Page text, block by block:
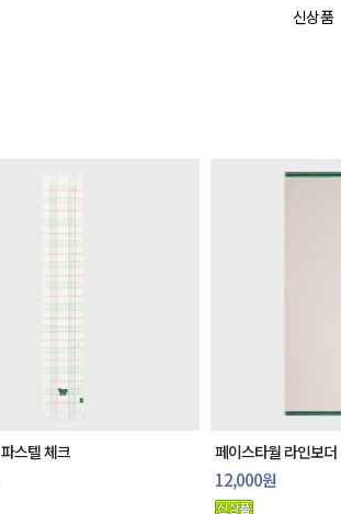
신상품
스텔 체크 페이스타월 라인보더
12,000원